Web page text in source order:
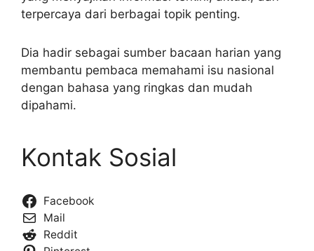
terpercaya dari berbagai topik penting.
Dia hadir sebagai sumber bacaan harian yang
membantu pembaca memahami isu nasional
dengan bahasa yang ringkas dan mudah
dipahami.
Kontak Sosial
Facebook
Mail
Reddit